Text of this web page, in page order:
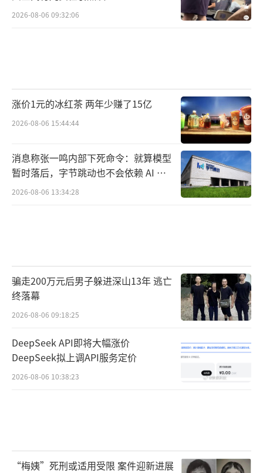
2026-08-06 09:32:06
涨价1元的冰红茶 两年少赚了15亿
2026-08-06 15:44:44
消息称张一鸣内部下死命令：就算模型
暂时落后，字节跳动也不会依赖 AI 蒸
馏技术
2026-08-06 13:34:28
骗走200万元后男子躲进深山13年 逃亡
终落幕
2026-08-06 09:18:25
DeepSeek API即将大幅涨价
DeepSeek拟上调API服务定价
2026-08-06 10:38:23
“梅姨”死刑或适用受限 案件迎新进展